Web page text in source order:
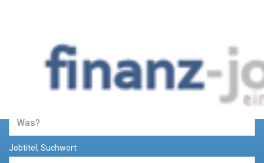
Jobs und Stellenangebote im
Bereich Finanzen
Jobtitel, Suchwort